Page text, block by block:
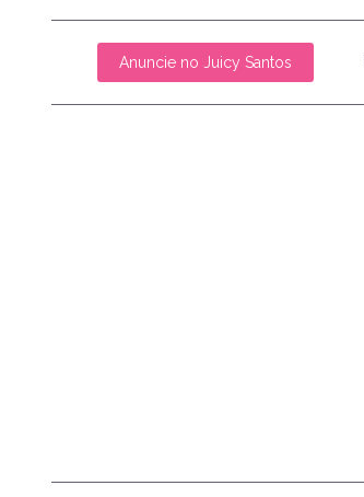
Anuncie no Juicy Santos